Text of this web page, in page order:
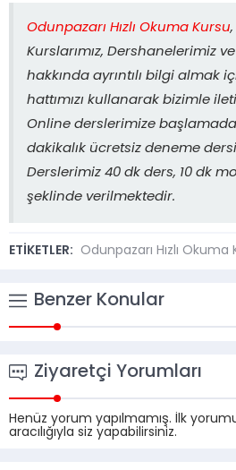
Odunpazarı Hızlı Okuma Kursu
Kurslarımız, Dershanelerimiz
hakkında ayrıntılı bilgi almak
hattımızı kullanarak bizimle
Online derslerimize
dakikalık ücretsiz deneme
Derslerimiz 40 dk ders, 10 dk
şeklinde verilmektedir.
ETİKETLER: Odunpazarı Hızlı Okuma
Benzer Konular
Ziyaretçi Yorumları
Henüz yorum yapılmamış. İlk
aracılığıyla siz yapabilirsiniz.